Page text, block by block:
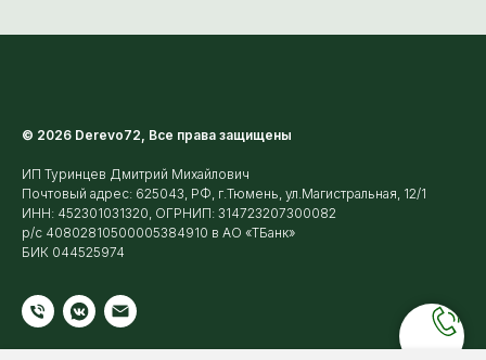
© 2026 Derevo72, Все права защищены
ИП Туринцев Дмитрий Михайлович
Почтовый адрес: 625043, РФ, г.Тюмень, ул.Магистральная, 12/1
ИНН: 452301031320, ОГРНИП: 314723207300082
р/с 40802810500005384910 в АО «ТБанк»
БИК 044525974